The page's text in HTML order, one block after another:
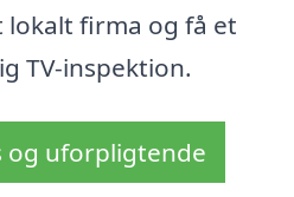
firma og få et
TV-inspektion.
og uforpligtende